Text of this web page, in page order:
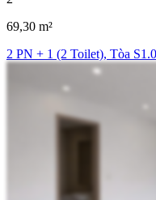
69,30 m²
2 PN + 1 (2 Toilet), Tòa